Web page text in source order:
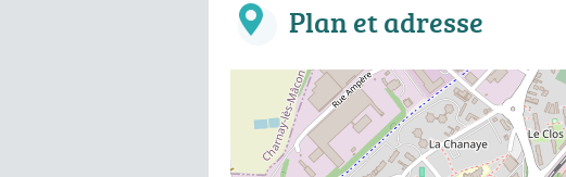
Plan et adresse